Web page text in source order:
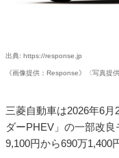
出典: https://response.jp
《画像提供：Response》〈写真提
三菱自動車は2026年6
ダーPHEV」の一部改
9,100円から690万1,400